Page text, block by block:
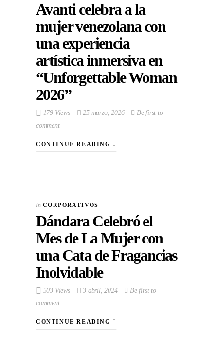
Avanti celebra a la
mujer venezolana con
una experiencia
artística inmersiva en
“Unforgettable Woman
2026”
179 Views 25 marzo, 2026
Be first to
comment
CONTINUE READING
In CORPORATIVOS
Dándara Celebró el
Mes de La Mujer con
una Cata de Fragancias
Inolvidable
503 Views 3 abril, 2024
Be first to
comment
CONTINUE READING